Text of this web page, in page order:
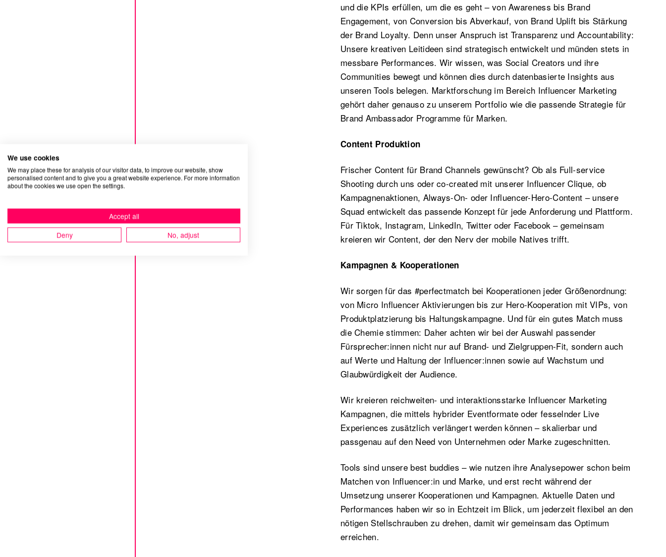
und die KPIs erfüllen, um die es geht – von Awareness bis Brand
Engagement, von Conversion bis Abverkauf, von Brand Uplift bis Stärkung
der Brand Loyalty. Denn unser Anspruch ist Transparenz und Accountability:
Unsere kreativen Leitideen sind strategisch entwickelt und münden stets in
messbare Performances. Wir wissen, was Social Creators und ihre
Communities bewegt und können dies durch datenbasierte Insights aus
unseren Tools belegen. Marktforschung im Bereich Influencer Marketing
gehört daher genauso zu unserem Portfolio wie die passende Strategie für
Brand Ambassador Programme für Marken.
Content Produktion
Frischer Content für Brand Channels gewünscht? Ob als Full-service
Shooting durch uns oder co-created mit unserer Influencer Clique, ob
Kampagnenaktionen, Always-On- oder Influencer-Hero-Content – unsere
Squad entwickelt das passende Konzept für jede Anforderung und Plattform.
Für Tiktok, Instagram, LinkedIn, Twitter oder Facebook – gemeinsam
kreieren wir Content, der den Nerv der mobile Natives trifft.
Kampagnen & Kooperationen
Wir sorgen für das #perfectmatch bei Kooperationen jeder Größenordnung:
von Micro Influencer Aktivierungen bis zur Hero-Kooperation mit VIPs, von
Produktplatzierung bis Haltungskampagne. Und für ein gutes Match muss
die Chemie stimmen: Daher achten wir bei der Auswahl passender
Fürsprecher:innen nicht nur auf Brand- und Zielgruppen-Fit, sondern auch
auf Werte und Haltung der Influencer:innen sowie auf Wachstum und
Glaubwürdigkeit der Audience.
Wir kreieren reichweiten- und interaktionsstarke Influencer Marketing
Kampagnen, die mittels hybrider Eventformate oder fesselnder Live
Experiences zusätzlich verlängert werden können – skalierbar und
passgenau auf den Need von Unternehmen oder Marke zugeschnitten.
Tools sind unsere best buddies – wie nutzen ihre Analysepower schon beim
Matchen von Influencer:in und Marke, und erst recht während der
Umsetzung unserer Kooperationen und Kampagnen. Aktuelle Daten und
Performances haben wir so in Echtzeit im Blick, um jederzeit flexibel an den
nötigen Stellschrauben zu drehen, damit wir gemeinsam das Optimum
erreichen.
We use cookies
We may place these for analysis of our visitor data, to improve our website, show
personalised content and to give you a great website experience. For more information
about the cookies we use open the settings.
Accept all
Deny
No, adjust